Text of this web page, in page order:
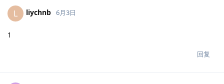
L liychnb 6月3日
1
回复